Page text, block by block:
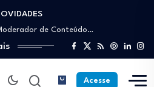
Estoquista: O guia para…
de Conteúdo…
de Sucesso trabalhando…
Online e viver…
Como entrar no mercado…
Acesse